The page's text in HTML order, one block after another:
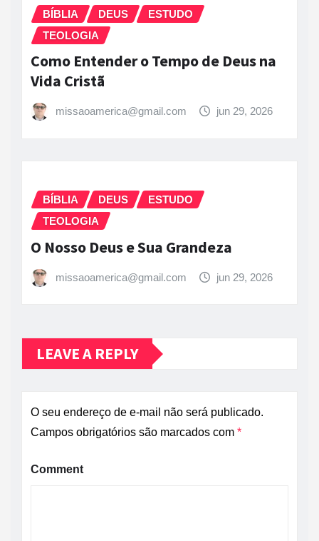
BÍBLIA DEUS
ESTUDO
TEOLOGIA
Como Entender o Tempo de Deus na
Vida Cristã
missaoamerica@gmail.com jun 29, 2026
BÍBLIA DEUS
ESTUDO
TEOLOGIA
O Nosso Deus e Sua Grandeza
missaoamerica@gmail.com jun 29, 2026
LEAVE A REPLY
O seu endereço de e-mail não será publicado.
Campos obrigatórios são marcados com *
Comment